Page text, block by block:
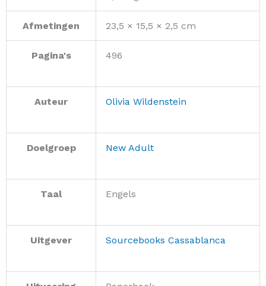
Afmetingen 23,5 × 15,5 × 2,5 cm
Pagina's 496
Auteur Olivia Wildenstein
Doelgroep New Adult
Taal Engels
Uitgever Sourcebooks Cassablanca